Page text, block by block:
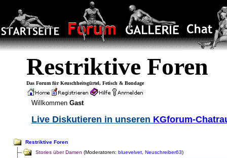
Restriktive Foren
Das Forum für Keuschheitsgürtel, Fetisch & Bondage
Willkommen Gast
Live Diskutieren in unseren KGforum-
Restriktive Foren
Stories über Damen (Moderatoren: bluevelvet Neuschreiber63)